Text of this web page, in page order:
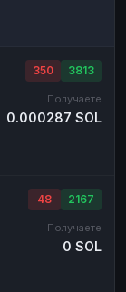
KZT
350 3813
Получаете
0.000287 SOL
48 2167
Получаете
0 SOL